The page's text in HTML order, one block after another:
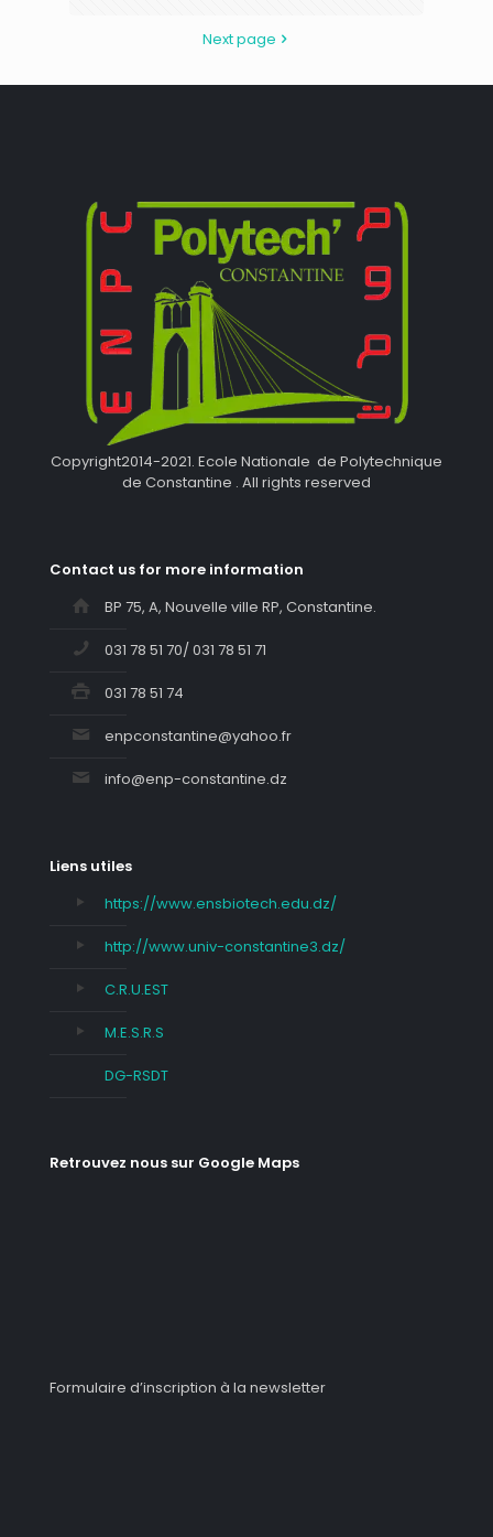
Next page
Copyright2014-2021. Ecole Nationale de Polytechnique
de Constantine . All rights reserved
Contact us for more information
BP 75, A, Nouvelle ville RP, Constantine.
031 78 51 70/ 031 78 51 71
031 78 51 74
enpconstantine@yahoo.fr
info@enp-constantine.dz
Liens utiles
https://www.ensbiotech.edu.dz/
http://www.univ-constantine3.dz/
C.R.U.EST
M.E.S.R.S
DG-RSDT
Retrouvez nous sur Google Maps
Formulaire d’inscription à la newsletter